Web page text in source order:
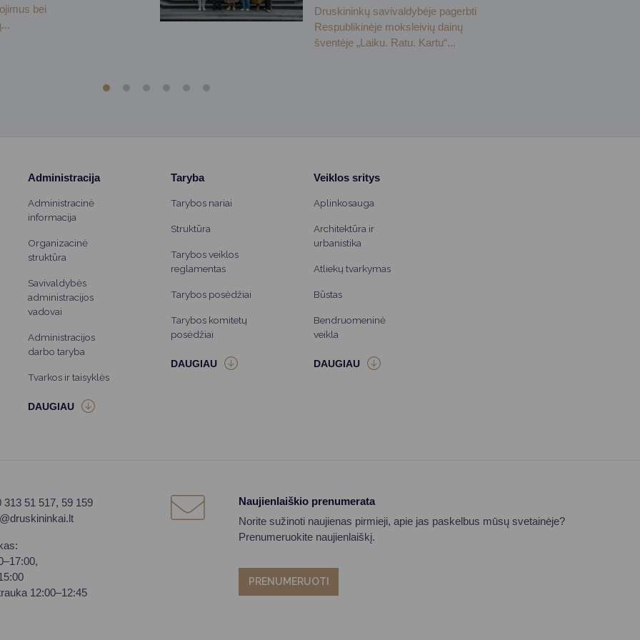
bei
Druskininkų savivaldybėje pagerbti
Respublikinėje moksleivių dainų
šventėje „Laiku. Ratu. Kartu“...
Administracija
Administracinė
informacija
Organizacinė
struktūra
Savivaldybės
administracijos
vadovai
Administracijos
darbo taryba
Tvarkos ir taisyklės
Taryba
Tarybos nariai
Struktūra
Tarybos veiklos
reglamentas
Tarybos posėdžiai
Tarybos komitetų
posėdžiai
Veiklos sritys
Aplinkosauga
Architektūra ir
urbanistika
Atliekų tvarkymas
Būstas
Bendruomeninė
veikla
313 51 517, 59 159
12:00–12:45
Naujienlaiškio prenumerata
Norite sužinoti naujienas pirmieji, apie jas paskelbus mūsų svetainėje?
Prenumeruokite naujienlaiškį.
PRENUMERUOTI